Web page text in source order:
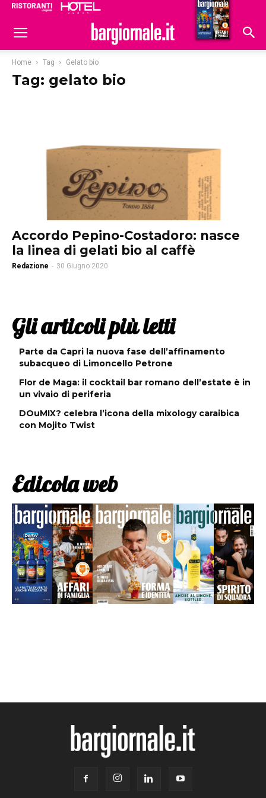
Hoteldomani
Home Tag Gelato bio
Tag: gelato bio
Accordo Pepino-Costadoro: nasce
la linea di gelati bio al caffè
Redazione - 30 Giugno 2020
Gli articoli più letti
Parte da Capri la nuova fase dell’affinamento
subacqueo di Limoncello Petrone
Flor de Maga: il cocktail bar romano dell’estate è in
un vivaio di periferia
DOuMIX? celebra l’icona della mixology caraibica
con Mojito Twist
Edicola web